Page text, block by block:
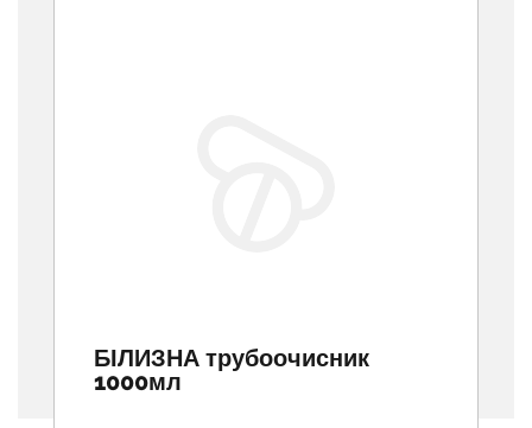
БІЛИЗНА трубоочисник
1000мл